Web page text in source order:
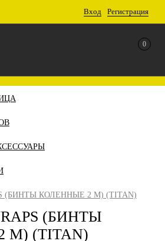
Вход Регистрация
0
(БИНТЫ КОЛЕННЫЕ 2 М) (TITAN)
(БИНТЫ
М) (TITAN)